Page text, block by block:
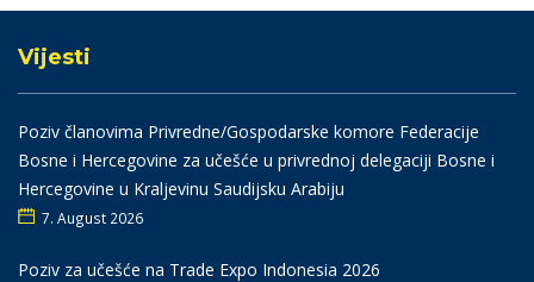
Vijesti
Poziv članovima Privredne/Gospodarske komore Federacije
Bosne i Hercegovine za učešće u privrednoj delegaciji Bosne i
Hercegovine u Kraljevinu Saudijsku Arabiju
7. August 2026
Poziv za učešće na Trade Expo Indonesia 2026